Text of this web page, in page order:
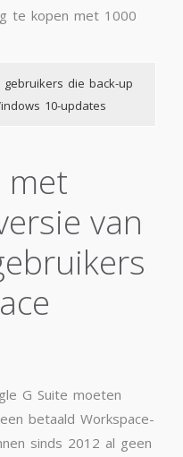
te kopen met 1000
die back-up
10-updates
met
van
G Suite moeten
betaald Workspace-
sinds 2012 al geen